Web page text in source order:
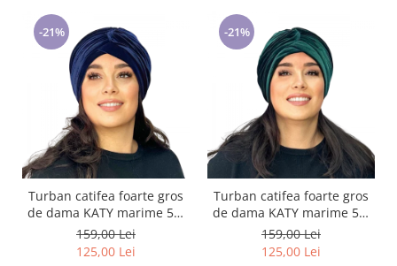
-21%
Turban catifea foarte gros
de dama KATY marime 58-
60, captuseala polar,
culoare bleomarin
159,00 Lei
125,00 Lei
-21%
Turban catifea foarte gros
de dama KATY marime 58-
60, captuseala polar,
culoare verde emerald
159,00 Lei
125,00 Lei